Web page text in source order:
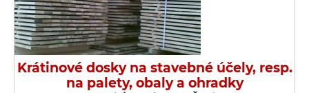
Krátinové dosky na stavebné účely, resp.
na palety, obaly a ohradky